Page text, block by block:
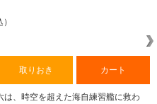
取りおき カート
、時空を超えた海自練習艦に救わ